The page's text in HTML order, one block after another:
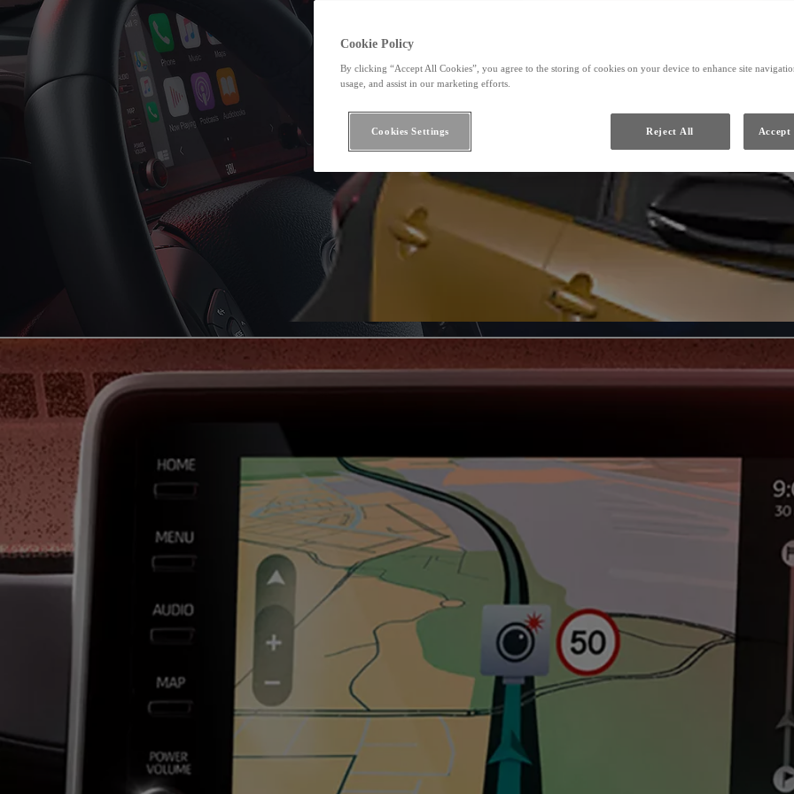
Cookie Policy
By clicking “Accept All Cookies”, you agree to the storing of cookies on your device to enhance site
usage, and assist in our marketing efforts.
Reject All Accept
Cookies Settings